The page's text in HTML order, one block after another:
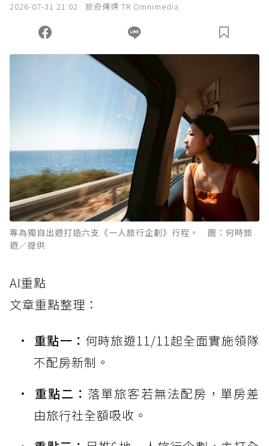
您當前剩餘 U 利點數：0點；前往 購買點數
2026-07-31 21:02 旅奇傳媒 TR Omnimedia
專為獨自出遊打造六支《一人旅行企劃》行程。 圖：何時旅
遊／提供
AI重點
文章重點整理：
重點一： 何時旅遊11/11起全面實施領隊
不配房新制。
重點二： 落單旅客若無法配房，單房差
由旅行社全額吸收。